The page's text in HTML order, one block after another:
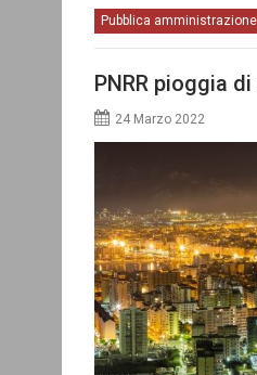
Pubblica amministrazione
PNRR pioggia
24 Marzo 2022